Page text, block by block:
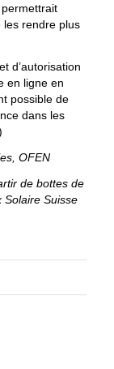
les rendre plus
d’autorisation
en ligne en
possible de
dans les
OFEN
de bottes de
Solaire Suisse